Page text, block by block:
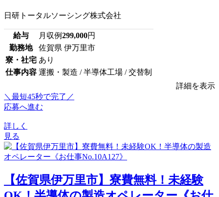
日研トータルソーシング株式会社
給与 月収例299,000円
勤務地
佐賀県 伊万里市
寮・社宅 あり
仕事内容 運搬・製造 / 半導体工場 / 交替制
詳細を表示
＼最短45秒で完了／
応募へ進む
詳しく
見る
【佐賀県伊万里市】寮費無料！未経験